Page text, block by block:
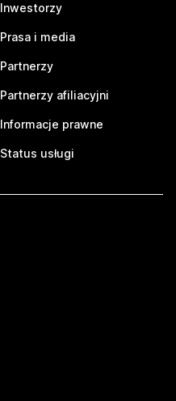
Inwestorzy
Prasa i media
Partnerzy
Partnerzy afiliacyjni
Informacje prawne
Status usługi